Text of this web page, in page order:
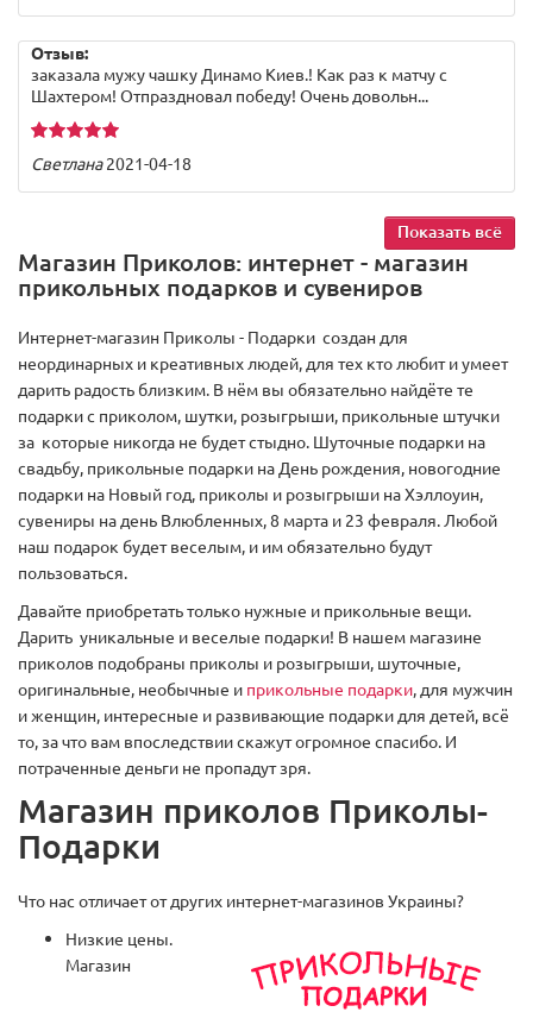
Отзыв:
заказала мужу чашку Динамо Киев.! Как раз к матчу с
Шахтером! Отпраздновал победу! Очень довольн...
Светлана2021-04-18
Показать всё
Магазин Приколов: интернет - магазин
прикольных подарков и сувениров
Интернет-магазин Приколы - Подарки создан для
неординарных и креативных людей, для тех кто любит и умеет
дарить радость близким. В нём вы обязательно найдёте те
подарки с приколом, шутки, розыгрыши, прикольные штучки
за которые никогда не будет стыдно. Шуточные подарки на
свадьбу, прикольные подарки на День рождения, новогодние
подарки на Новый год, приколы и розыгрыши на Хэллоуин,
сувениры на день Влюбленных, 8 марта и 23 февраля. Любой
наш подарок будет веселым, и им обязательно будут
пользоваться.
Давайте приобретать только нужные и прикольные вещи.
Дарить уникальные и веселые подарки! В нашем магазине
приколов подобраны приколы и розыгрыши, шуточные,
оригинальные, необычные и прикольные подарки, для мужчин
и женщин, интересные и развивающие подарки для детей, всё
то, за что вам впоследствии скажут огромное спасибо. И
потраченные деньги не пропадут зря.
Магазин приколов Приколы-
Подарки
Что нас отличает от других интернет-магазинов Украины?
Низкие цены.
Магазин